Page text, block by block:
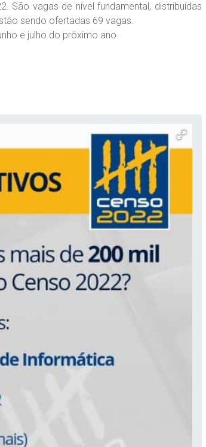
São vagas de nível fundamental, distribuídas
sendo ofertadas 69 vagas.
e julho do próximo ano.